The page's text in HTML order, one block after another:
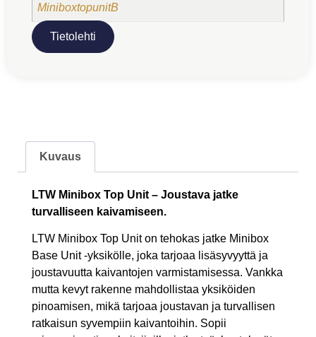
MiniboxtopunitB
Tietolehti
Kuvaus
LTW Minibox Top Unit – Joustava jatke
turvalliseen kaivamiseen.
LTW Minibox Top Unit on tehokas jatke Minibox
Base Unit -yksikölle, joka tarjoaa lisäsyvyyttä ja
joustavuutta kaivantojen varmistamisessa. Vankka
mutta kevyt rakenne mahdollistaa yksiköiden
pinoamisen, mikä tarjoaa joustavan ja turvallisen
ratkaisun syvempiin kaivantoihin. Sopii